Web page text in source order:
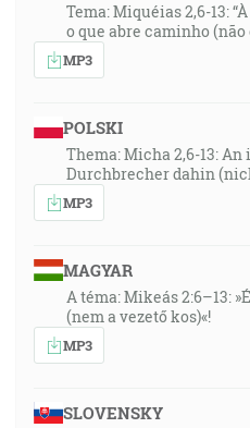
Tema: Miquéias 2,6-13:
o que abre caminho
MP3
POLSKI
Thema: Micha 2,6-13:
Durchbrecher dahin
MP3
MAGYAR
A téma: Mikeás 2:6–13:
(nem a vezető kos)«!
MP3
SLOVENSKY